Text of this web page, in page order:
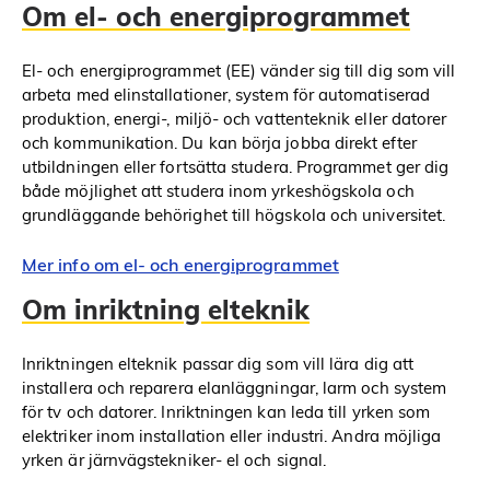
Om el- och energiprogrammet
El- och energiprogrammet (EE) vänder sig till dig som vill
arbeta med elinstallationer, system för automatiserad
produktion, energi-, miljö- och vattenteknik eller datorer
och kommunikation. Du kan börja jobba direkt efter
utbildningen eller fortsätta studera. Programmet ger dig
både möjlighet att studera inom yrkeshögskola och
grundläggande behörighet till högskola och universitet.
Mer info om el- och energiprogrammet
Om inriktning elteknik
Inriktningen elteknik passar dig som vill lära dig att
installera och reparera elanläggningar, larm och system
för tv och datorer. Inriktningen kan leda till yrken som
elektriker inom installation eller industri. Andra möjliga
yrken är järnvägstekniker- el och signal.